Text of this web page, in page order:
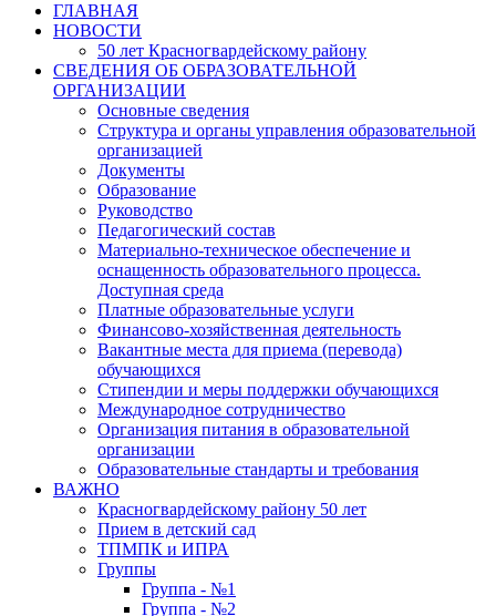
ГЛАВНАЯ
НОВОСТИ
50 лет Красногвардейскому району
СВЕДЕНИЯ ОБ ОБРАЗОВАТЕЛЬНОЙ
ОРГАНИЗАЦИИ
Основные сведения
Структура и органы управления образовательной
организацией
Документы
Образование
Руководство
Педагогический состав
Материально-техническое обеспечение и
оснащенность образовательного процесса.
Доступная среда
Платные образовательные услуги
Финансово-хозяйственная деятельность
Вакантные места для приема (перевода)
обучающихся
Стипендии и меры поддержки обучающихся
Международное сотрудничество
Организация питания в образовательной
организации
Образовательные стандарты и требования
ВАЖНО
Красногвардейскому району 50 лет
Прием в детский сад
ТПМПК и ИПРА
Группы
Группа - №1
Группа - №2